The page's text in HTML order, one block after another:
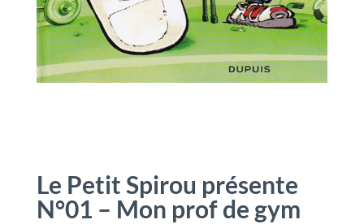
Le Petit Spirou présente
N°01 – Mon prof de gym